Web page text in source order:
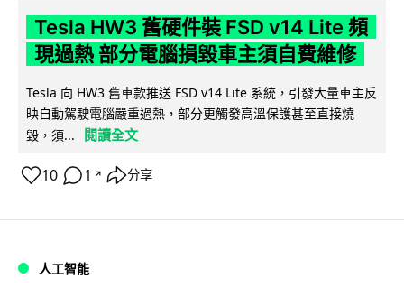
Tesla HW3 舊硬件裝 FSD v14 Lite 頻
現過熱 部分電腦損毀車主須自費維修
Tesla 向 HW3 舊車款推送 FSD v14 Lite 系統，引發大量車主反
映自動駕駛電腦嚴重過熱，部分更觸發高溫保護甚至直接燒
毀，須...
閱讀全文
10 1 ↗ 分享
人工智能